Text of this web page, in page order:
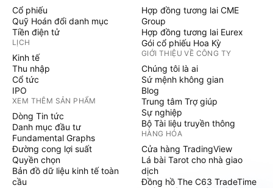
Cổ phiếu
Quỹ Hoán đổi danh mục
Tiền điện tử
LỊCH
Kinh tế
Thu nhập
Cổ tức
IPO
XEM THÊM SẢN PHẨM
Dòng Tin tức
Danh mục đầu tư
Fundamental Graphs
Đường cong lợi suất
Quyền chọn
Bản đồ dữ liệu kinh tế toàn
cầu
Hợp đồng tương lai CME
Group
Hợp đồng tương lai Eurex
Gói cổ phiếu Hoa Kỳ
GIỚI THIỆU VỀ CÔNG TY
Chúng tôi là ai
Sứ mệnh không gian
Blog
Trung tâm Trợ giúp
Sự nghiệp
Bộ Tài liệu truyền thông
HÀNG HÓA
Cửa hàng TradingView
Lá bài Tarot cho nhà giao
dịch
Đồng hồ The C63 TradeTime